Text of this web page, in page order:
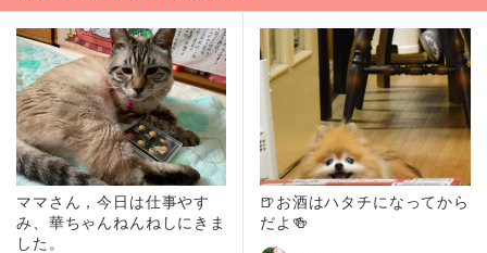
ママさん，今日は仕事やす
み、華ちゃんねんねしにきま
した。
🍺お酒はハタチになってから
だよ🍻